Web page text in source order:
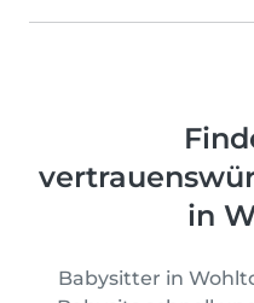
in
Babysitter in